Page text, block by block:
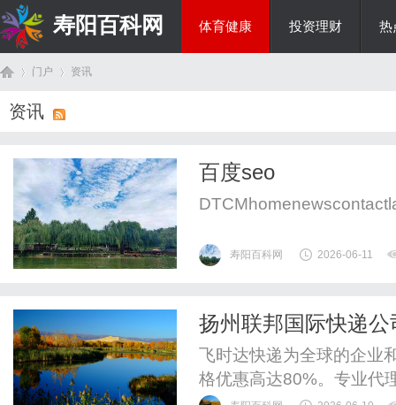
寿阳百科网 体育健康 投资理财 热
门户 资讯
资讯
百度seo
寿阳百科网 2026-06-11
扬州联邦国际快递
飞时达快递为全球的企业
格优惠高达80%。专业代